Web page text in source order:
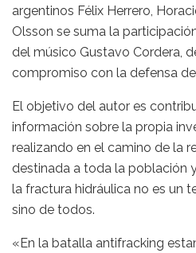
argentinos Félix Herrero,
Olsson se suma la
del músico Gustavo Cordera,
compromiso con la defensa
El objetivo del autor es
información sobre la propia
realizando en el camino de la
destinada a toda la población
la fractura hidráulica no es un
sino de todos.
«En la batalla antifracking